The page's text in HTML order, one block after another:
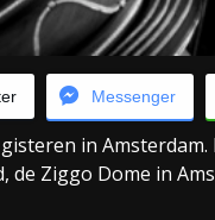
Messenger
in
de Ziggo Dome in